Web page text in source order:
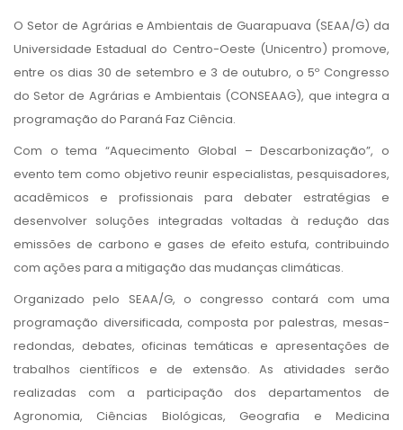
O Setor de Agrárias e Ambientais de Guarapuava (SEAA/G) da
Universidade Estadual do Centro-Oeste (Unicentro) promove,
entre os dias 30 de setembro e 3 de outubro, o 5º Congresso
do Setor de Agrárias e Ambientais (CONSEAAG), que integra a
programação do Paraná Faz Ciência.
Com o tema “Aquecimento Global – Descarbonização”, o
evento tem como objetivo reunir especialistas, pesquisadores,
acadêmicos e profissionais para debater estratégias e
desenvolver soluções integradas voltadas à redução das
emissões de carbono e gases de efeito estufa, contribuindo
com ações para a mitigação das mudanças climáticas.
Organizado pelo SEAA/G, o congresso contará com uma
programação diversificada, composta por palestras, mesas-
redondas, debates, oficinas temáticas e apresentações de
trabalhos científicos e de extensão. As atividades serão
realizadas com a participação dos departamentos de
Agronomia, Ciências Biológicas, Geografia e Medicina